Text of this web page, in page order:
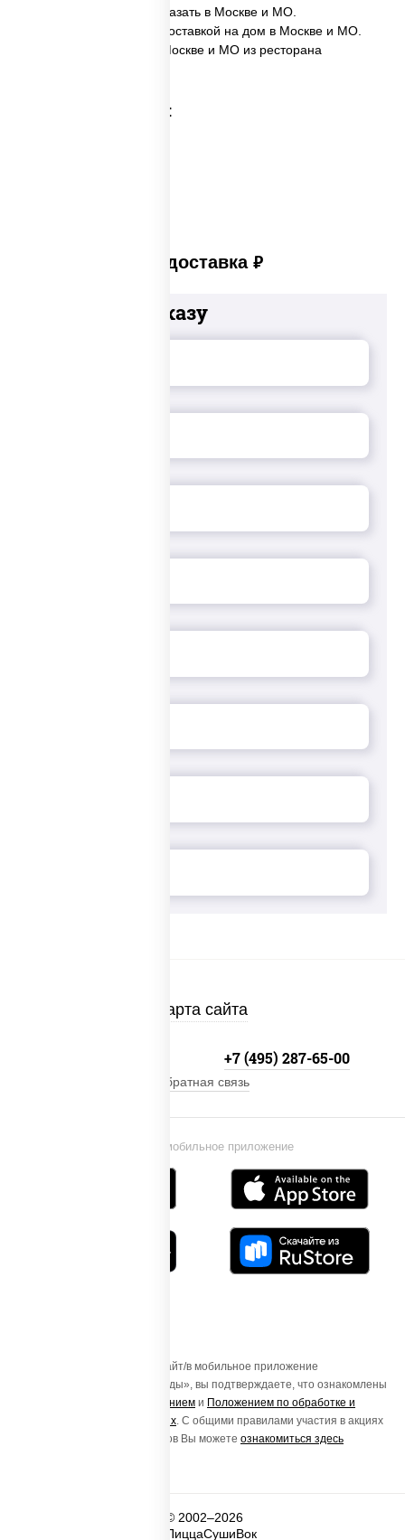
✅ Десерт "Наполеон" заказать в Москве и МО.
✅ Десерт "Наполеон" с доставкой на дом в Москве и МО.
✅ Десерт "Наполеон" в Москве и МО из ресторана
Категории товара:
Платная доставка руб
Добавьте к заказу
Карта сайта
Установи мобильное приложение
+7 (495) 287-65-00
Обратная связь
Осуществляя вход на этот Сайт/в мобильное приложение
«ПиццаСушиВок - доставка еды», вы подтверждаете, что ознакомлены
Пользовательским соглашением и Положением по обработке и
защите персональных данных . С общими правилами участия в акциях
и порядке получения подарков Вы можете ознакомиться здесь
© 2002–2026
ПиццаСушиВок